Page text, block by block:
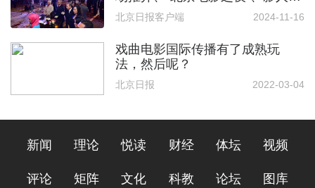
流等活动亮相开罗国际电影节
北京日报客户端 2024-11-16
戏曲电影国际传播有了成熟玩
法，然后呢？
北京日报 2022-03-04
新闻 理论 悦读 财经 体坛 视频
评论 矩阵 文化 科教 论坛 图库